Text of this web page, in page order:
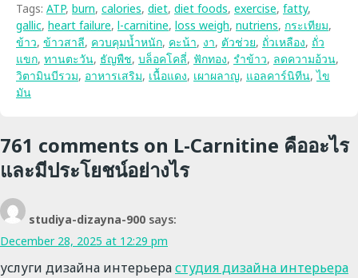
Tags: ATP, burn, calories, diet, diet foods, exercise, fatty,
gallic, heart failure, l-carnitine, loss weigh, nutriens, กระเทียม,
ข้าว, ข้าวสาลี, ควบคุมน้ำหนัก, คะน้า, งา, ตัวช่วย, ถั่วเหลือง, ถั่ว
แขก, ทานตะวัน, ธัญพืช, บล็อคโคลี่, ฟักทอง, รำข้าว, ลดความอ้วน,
วิตามินบีรวม, อาหารเสริม, เนื้อแดง, เผาผลาญ, แอลคาร์นิทีน,ไข
มัน
761 comments on L-Carnitine คืออะไร
และมีประโยชน์อย่างไร
studiya-dizayna-900 says:
December 28, 2025 at 12:29 pm
услуги дизайна интерьерастудия дизайна интерьера